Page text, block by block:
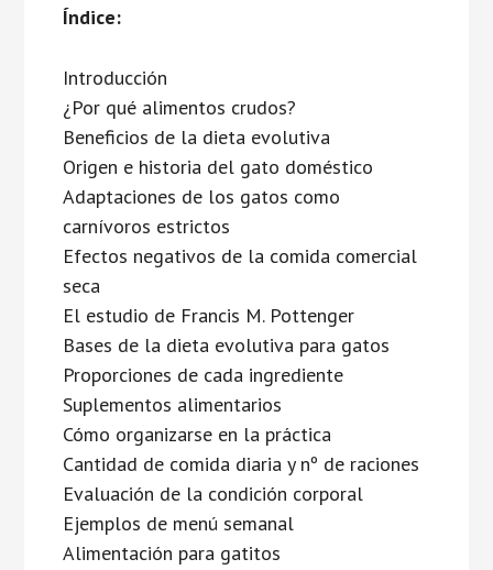
Índice:
Introducción
¿Por qué alimentos crudos?
Beneficios de la dieta evolutiva
Origen e historia del gato doméstico
Adaptaciones de los gatos como
carnívoros estrictos
Efectos negativos de la comida comercial
seca
El estudio de Francis M. Pottenger
Bases de la dieta evolutiva para gatos
Proporciones de cada ingrediente
Suplementos alimentarios
Cómo organizarse en la práctica
Cantidad de comida diaria y nº de raciones
Evaluación de la condición corporal
Ejemplos de menú semanal
Alimentación para gatitos